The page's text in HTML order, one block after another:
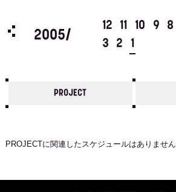
4
2005/
12 11 10 9 8
3
2 1
PROJECT
PROJECTに関連したスケジュールはありません